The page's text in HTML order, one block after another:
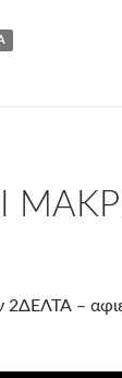
2ΔΕΛΤΑ –